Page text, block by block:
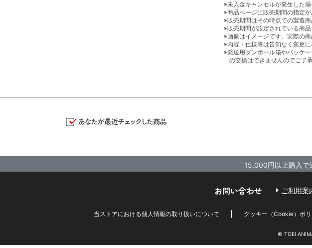
※未入金キャンセルが発生した
※商品ページに販売期間の指定
※販売期間はその時点での製造
※販売期間が設定されている商
※画像はイメージです。実際の商
※内容・仕様等は告知なく変更に
※発送用ダンボール箱やパッケ
の交換はできませんのでご了
15,000円以上購入
お問い合わせ ご利用案
当ストアにおける個人情報の取り扱いについて クッキー（Cookie）ポ
© TOEI